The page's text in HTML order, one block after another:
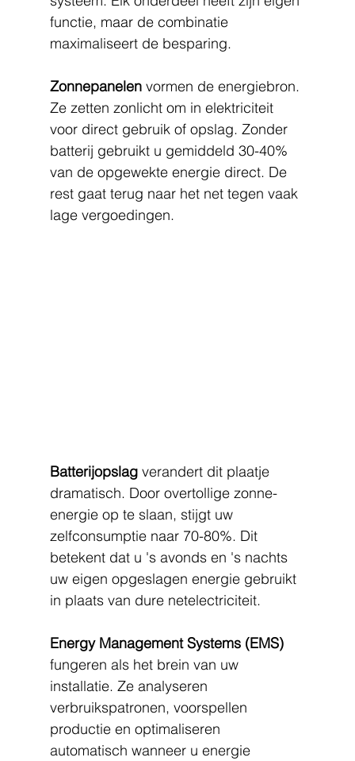
functie, maar de combinatie
maximaliseert de besparing.
Zonnepanelen vormen de energiebron.
Ze zetten zonlicht om in elektriciteit
voor direct gebruik of opslag. Zonder
batterij gebruikt u gemiddeld 30-40%
van de opgewekte energie direct. De
rest gaat terug naar het net tegen vaak
lage vergoedingen.
Batterijopslag verandert dit plaatje
dramatisch. Door overtollige zonne-
energie op te slaan, stijgt uw
zelfconsumptie naar 70-80%. Dit
betekent dat u 's avonds en 's nachts
uw eigen opgeslagen energie gebruikt
in plaats van dure netelectriciteit.
Energy Management Systems (EMS)
fungeren als het brein van uw
installatie. Ze analyseren
verbruikspatronen, voorspellen
productie en optimaliseren
automatisch wanneer u energie